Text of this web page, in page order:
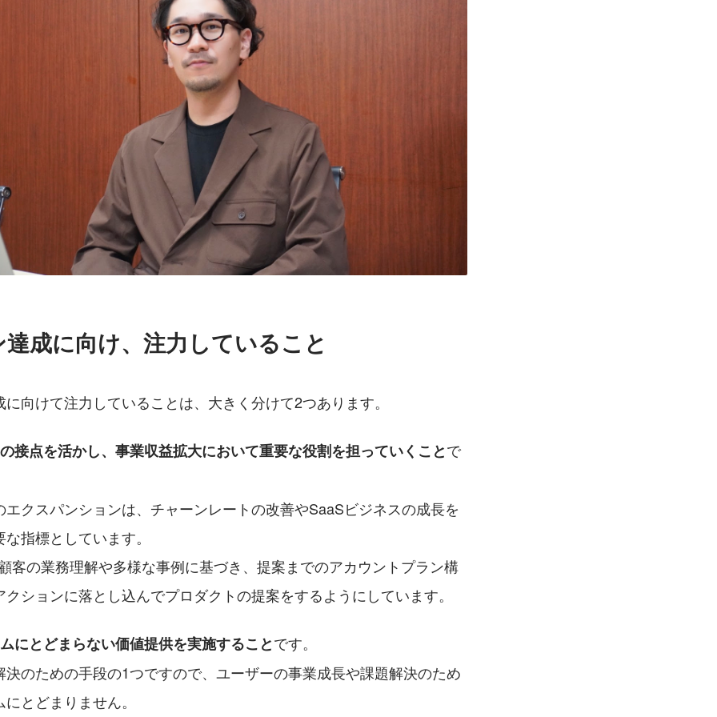
成に向け、注力していること
向けて注力していることは、大きく分けて2つあります。
接点を活かし、事業収益拡大において重要な役割を担っていくことで
クスパンションは、チャーンレートの改善やSaaSビジネスの成長を
指標としています。
客の業務理解や多様な事例に基づき、提案までのアカウントプラン構
ションに落とし込んでプロダクトの提案をするようにしています。
にとどまらない価値提供を実施することです。
決のための手段の1つですので、ユーザーの事業成長や課題解決のため
とどまりません。